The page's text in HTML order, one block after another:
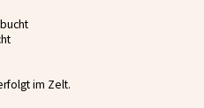
im Zelt.